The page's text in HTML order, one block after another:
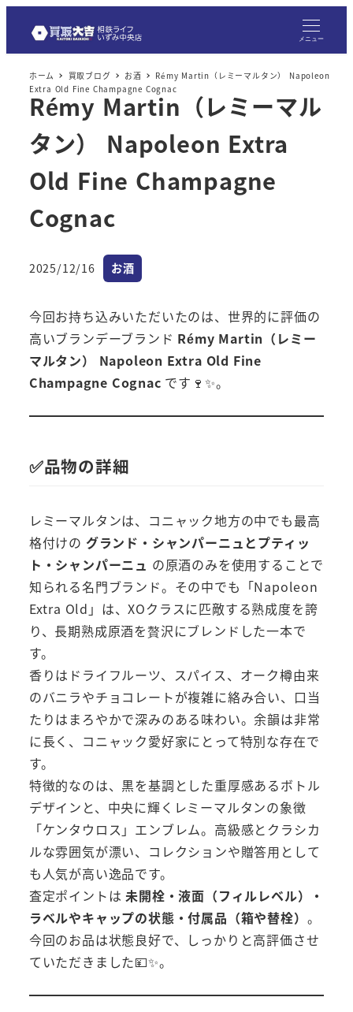
メニュー
ホーム 買取ブログ お酒
Rémy Martin（レミーマルタン） Napoleon
Extra Old Fine Champagne Cognac
Rémy Martin（レミーマル
タン） Napoleon Extra
Old Fine Champagne
Cognac
投稿日
2025/12/16 カテゴリー
お酒
今回お持ち込みいただいたのは、世界的に評価の
高いブランデーブランド Rémy Martin（レミー
マルタン） Napoleon Extra Old Fine
Champagne Cognac です🍷✨。
✅品物の詳細
レミーマルタンは、コニャック地方の中でも最高
格付けの グランド・シャンパーニュとプティッ
ト・シャンパーニュ の原酒のみを使用することで
知られる名門ブランド。その中でも「Napoleon
Extra Old」は、XOクラスに匹敵する熟成度を誇
り、長期熟成原酒を贅沢にブレンドした一本で
す。
香りはドライフルーツ、スパイス、オーク樽由来
のバニラやチョコレートが複雑に絡み合い、口当
たりはまろやかで深みのある味わい。余韻は非常
に長く、コニャック愛好家にとって特別な存在で
す。
特徴的なのは、黒を基調とした重厚感あるボトル
デザインと、中央に輝くレミーマルタンの象徴
「ケンタウロス」エンブレム。高級感とクラシカ
ルな雰囲気が漂い、コレクションや贈答用として
も人気が高い逸品です。
査定ポイントは 未開栓・液面（フィルレベル）・
ラベルやキャップの状態・付属品（箱や替栓） 。
今回のお品は状態良好で、しっかりと高評価させ
ていただきました💴✨。